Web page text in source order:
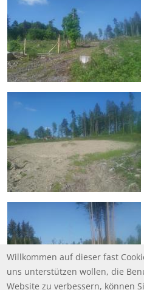
Willkommen auf dieser fast
uns unterstützen wollen, die
Website zu verbessern, können